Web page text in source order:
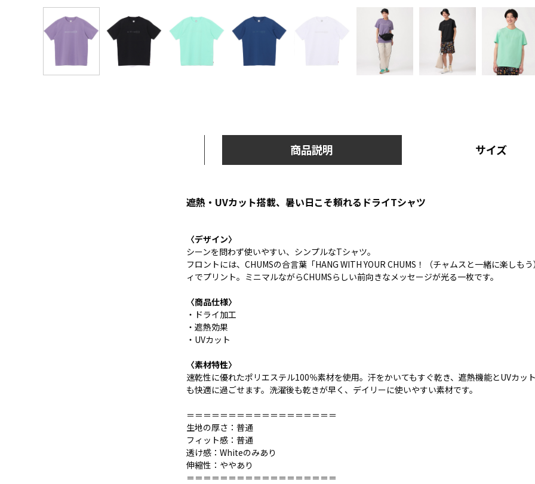
商品説明 サイズ
遮熱・UVカット搭載、暑い日こそ頼れるドライTシャツ
〈デザイン〉
シーンを問わず使いやすい、シンプルなTシャツ。
フロントには、CHUMSの合言葉「HANG WITH YOUR CHUMS！（チャムスと一緒に楽しも
ィでプリント。ミニマルながらCHUMSらしい前向きなメッセージが光る一枚です。
〈商品仕様〉
・ドライ加工
・遮熱効果
・UVカット
〈素材特性〉
速乾性に優れたポリエステル100％素材を使用。汗をかいてもすぐ乾き、遮熱機能とUVカッ
も快適に過ごせます。洗濯後も乾きが早く、デイリーに使いやすい素材です。
＝＝＝＝＝＝＝＝＝＝＝＝＝＝＝＝＝＝
生地の厚さ：普通
フィット感：普通
透け感：Whiteのみあり
伸縮性：ややあり
＝＝＝＝＝＝＝＝＝＝＝＝＝＝＝＝＝＝